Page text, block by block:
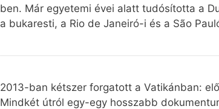
ben. Már egyetemi évei alatt tudósította a
a bukaresti, a Rio de Janeiró-i és a São
2013-ban kétszer forgatott a Vatikánban:
Mindkét útról egy-egy hosszabb